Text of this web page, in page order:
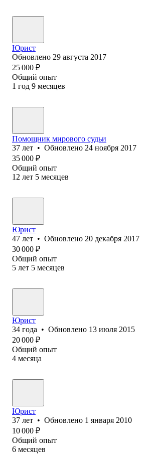
Юрист
Обновлено 29 августа 2017
25 000 ₽
Общий опыт
1 год 9 месяцев
Помощник мирового судьи
37 лет • Обновлено 24 ноября 2017
35 000 ₽
Общий опыт
12 лет 5 месяцев
Юрист
47 лет • Обновлено 20 декабря 2017
30 000 ₽
Общий опыт
5 лет 5 месяцев
Юрист
34 года • Обновлено 13 июля 2015
20 000 ₽
Общий опыт
4 месяца
Юрист
37 лет • Обновлено 1 января 2010
10 000 ₽
Общий опыт
6 месяцев